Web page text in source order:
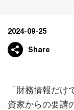
2024-09-25
Share
「財務情報だ
資家からの要請